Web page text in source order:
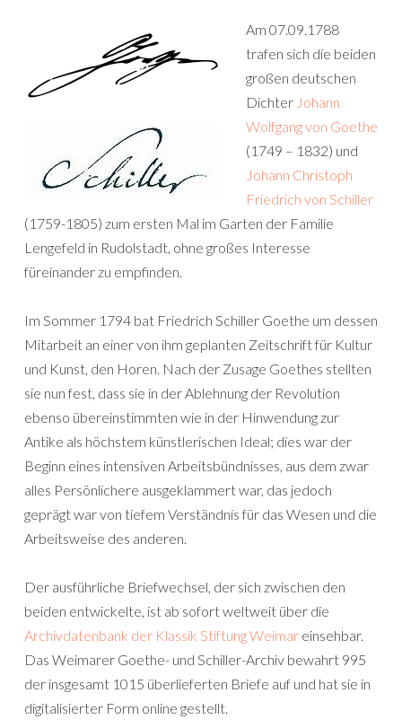
Am 07.09.1788
trafen sich die beiden
großen deutschen
Dichter Johann
Wolfgang von Goethe
(1749 – 1832) und
Johann Christoph
Friedrich von Schiller
(1759-1805) zum ersten Mal im Garten der Familie
Lengefeld in Rudolstadt, ohne großes Interesse
füreinander zu empfinden.
Im Sommer 1794 bat Friedrich Schiller Goethe um dessen
Mitarbeit an einer von ihm geplanten Zeitschrift für Kultur
und Kunst, den Horen. Nach der Zusage Goethes stellten
sie nun fest, dass sie in der Ablehnung der Revolution
ebenso übereinstimmten wie in der Hinwendung zur
Antike als höchstem künstlerischen Ideal; dies war der
Beginn eines intensiven Arbeitsbündnisses, aus dem zwar
alles Persönlichere ausgeklammert war, das jedoch
geprägt war von tiefem Verständnis für das Wesen und die
Arbeitsweise des anderen.
Der ausführliche Briefwechsel, der sich zwischen den
beiden entwickelte, ist ab sofort weltweit über die
Archivdatenbank der Klassik Stiftung Weimar einsehbar.
Das Weimarer Goethe- und Schiller-Archiv bewahrt 995
der insgesamt 1015 überlieferten Briefe auf und hat sie in
digitalisierter Form online gestellt.